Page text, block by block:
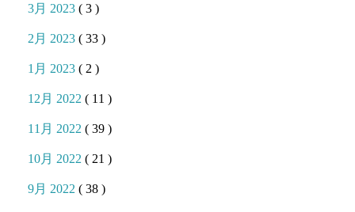
3月 2023( 3 )
2月 2023( 33 )
1月 2023( 2 )
12月 2022( 11 )
11月 2022( 39 )
10月 2022( 21 )
9月 2022( 38 )